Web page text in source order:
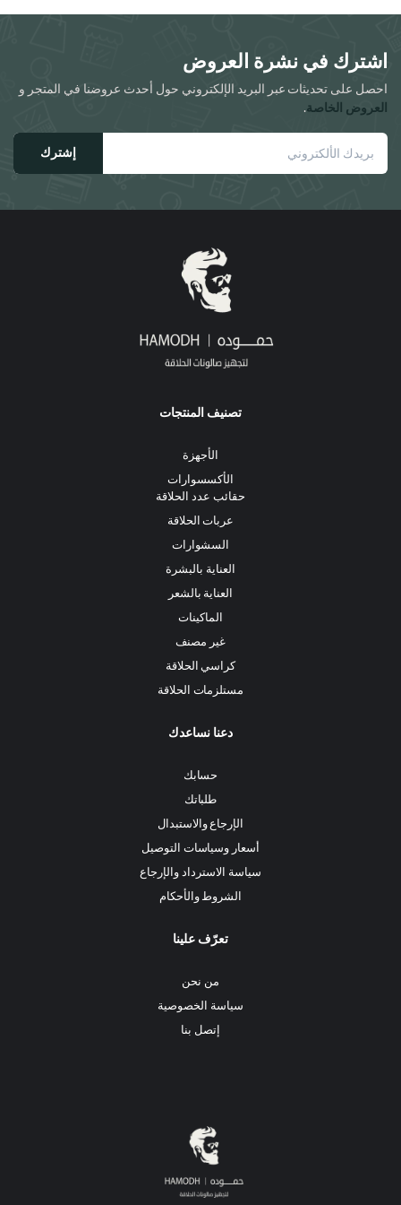
على
المنتج
د.ا55.00.
د.ا40.00.
اشترك في نشرة العروض
احصل على تحديثات عبر البريد الإلكتروني حول أحدث عروضنا في المتجر و
العروض الخاصة.
إشترك
تصنيف المنتجات
الأجهزة
الأكسسوارات
حقائب عدد الحلاقة
عربات الحلاقة
السشوارات
العناية بالبشرة
العناية بالشعر
الماكينات
غير مصنف
كراسي الحلاقة
مستلزمات الحلاقة
دعنا نساعدك
حسابك
طلباتك
الإرجاع والاستبدال
أسعار وسياسات التوصيل
سياسة الاسترداد والإرجاع
الشروط والأحكام
تعرّف علينا
من نحن
سياسة الخصوصية
إتصل بنا